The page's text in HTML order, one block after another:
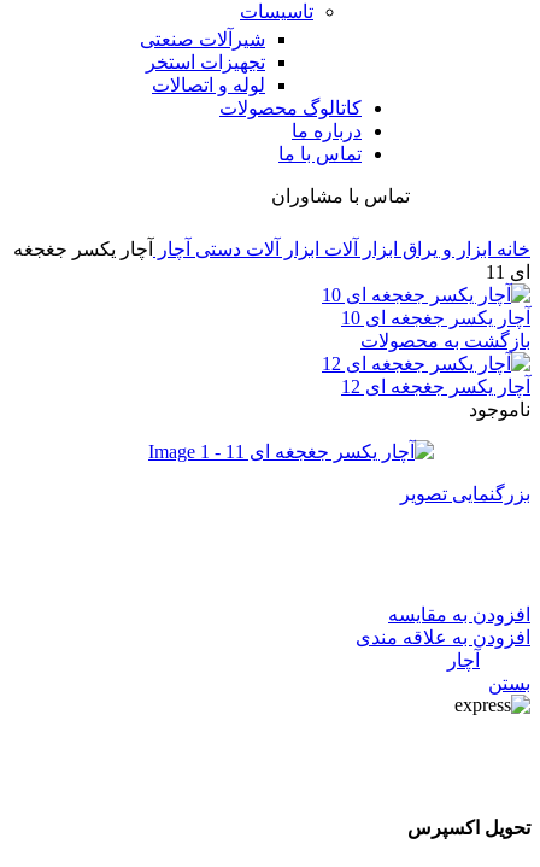
تاسیسات
شیرآلات صنعتی
تجهیزات استخر
لوله و اتصالات
کاتالوگ محصولات
درباره ما
تماس با ما
تماس با مشاوران
خانه ابزار و یراق ابزار آلات ابزار آلات دستی آچار
آچار یکسر جغجغه
ای 11
آچار یکسر جغجغه ای 10
بازگشت به محصولات
آچار یکسر جغجغه ای 12
ناموجود
بزرگنمایی تصویر
افزودن به مقایسه
افزودن به علاقه مندی
آچار
بستن
تحویل اکسپرس